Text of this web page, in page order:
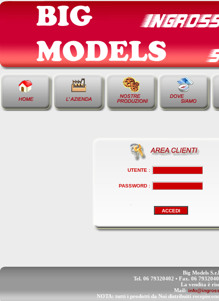
UTENTE :
PASSWORD :
Big Models
Tel. 06 79320402 • Fax. 06
La vendita è
Mail:
NOTA: tutti i prodotti da Noi distribuiti